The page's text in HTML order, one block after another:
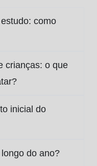
como
crianças: o que
inicial do
do ano?